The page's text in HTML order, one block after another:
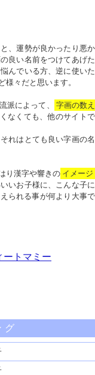
、運勢が良かったり悪か
良い名前をつけてあげた
んでいる方、逆に使いた
様々だと思います。
派によって、
字画の数え
なくても、他のサイトで
れはとても良い字画の名
り漢字や響きの イメージ
いお子様に、こんな子に
られる事が何より大事で
ートマミー
グ